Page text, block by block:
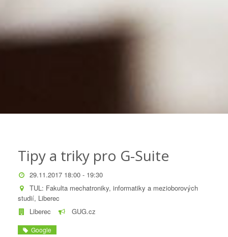
Tipy a triky pro G-Suite
29.11.2017 18:00 - 19:30
TUL: Fakulta mechatroniky, informatiky a mezioborových
studií, Liberec
Liberec
GUG.cz
Google